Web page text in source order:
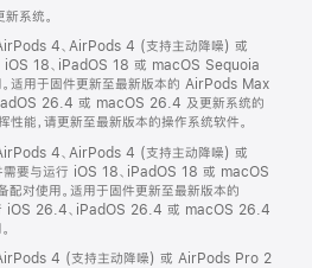
系统。
4、AirPods 4 (支持主动降噪) 或
iOS 18、iPadOS 18 或 macOS Sequoia
适用于固件更新至最新版本的 AirPods Max
26.4 或 macOS 26.4 及更新系统的
性能，请更新至最新版本的操作系统软件。
4、AirPods 4 (支持主动降噪) 或
要与运行 iOS 18、iPadOS 18 或 macOS
对使用。适用于固件更新至最新版本的
iOS 26.4、iPadOS 26.4 或 macOS 26.4
4 (支持主动降噪) 或 AirPods Pro 2